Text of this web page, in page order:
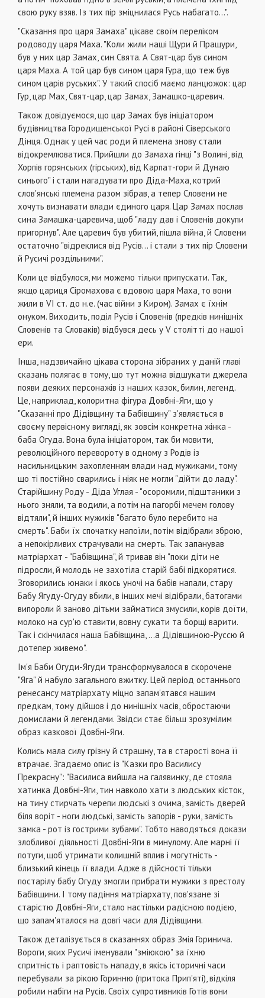
свою руку взяв. Із тих пір зміцнилася Русь набагато...".
"Сказання про царя Замаха" цікаве своїм переліком
родоводу царя Маха. "Коли жили наші Щури й Пращури,
був у них цар Замах, син Свята. А Свят-цар був сином
царя Маха. А той цар був сином царя Гура, що теж був
сином царів руських". У такий спосіб маємо ланцюжок: цар
Гур, цар Мах, Свят-цар, цар Замах, Замашко-царевич.
Також довідуємося, що цар Замах був ініціатором
будівництва Городищенської Русі в районі Сіверського
Дінця. Однак у цей час роди й племена знову стали
відокремлюватися. Прийшли до Замаха гінці "з Волині, від
Хорпів горянських (гірських), від Карпат-гори й Дунаю
синього" і стали нагадувати про Діда-Маха, котрий
слов'янські племена разом зібрав, а тепер Словени не
хочуть визнавати влади єдиного царя. Цар Замах послав
сина Замашка-царевича, щоб "ладу дав і Словенів докупи
пригорнув". Але царевич був убитий, пішла війна, й Словени
остаточно "відреклися від Русів... і стали з тих пір Словени
й Русичі роздільними".
Коли це відбулося, ми можемо тільки припускати. Так,
якщо цариця Сіромахова є вдовою царя Маха, то вони
жили в VI ст. до н.е. (час війни з Киром). Замах є їхнім
онуком. Виходить, поділ Русів і Словенів (предків нинішніх
Словенів та Словаків) відбувся десь у V столітті до нашої
ери.
Інша, надзвичайно цікава сторона зібраних у даній главі
сказань полягає в тому, що тут можна відшукати джерела
появи деяких персонажів із наших казок, билин, легенд.
Це, наприклад, колоритна фігура Довбні-Яги, що у
"Сказанні про Дідівщину та Бабівщину" з'являється в
своєму первісному вигляді, як зовсім конкретна жінка -
баба Огуда. Вона була ініціатором, так би мовити,
революційного перевороту в одному з Родів із
насильницьким захопленням влади над мужиками, тому
що ті постійно сварились і ніяк не могли "дійти до ладу".
Старійшину Роду - Діда Углая - "осоромили, підштаники з
нього зняли, та водили, а потім на пагорбі мечем голову
відтяли", й інших мужиків "багато було перебито на
смерть". Баби їх спочатку напоїли, потім відібрали зброю,
а непокірливих страчували на смерть. Так запанував
матріархат - "Бабівщина", й тривав він "поки діти не
підросли, й молодь не захотіла старій бабі підкорятися.
Зговорились юнаки і якось уночі на бабів напали, стару
Бабу Ягуду-Огуду вбили, в інших мечі відібрали, батогами
випороли й заново дітьми займатися змусили, корів доїти,
молоко на сур'ю ставити, вовну сукати та борщі варити.
Так і скінчилася наша Бабівщина, ...а Дідівщиною-Руссю й
дотепер живемо".
Ім'я Баби Огуди-Ягуди трансформувалося в скорочене
"Яга" й набуло загального вжитку. Цей період останнього
ренесансу матріархату міцно запам'ятався нашим
предкам, тому дійшов і до нинішніх часів, обростаючи
домислами й легендами. Звідси стає більш зрозумілим
образ казкової Довбні-Яги.
Колись мала силу грізну й страшну, та в старості вона її
втрачає. Згадаємо опис із "Казки про Василису
Прекрасну": "Василиса вийшла на галявинку, де стояла
хатинка Довбні-Яги, тин навколо хати з людських кісток,
на тину стирчать черепи людські з очима, замість дверей
біля воріт - ноги людські, замість запорів - руки, замість
замка - рот із гострими зубами". Тобто наводяться докази
злобливої діяльності Довбні-Яги в минулому. Але марні її
потуги, щоб утримати колишній вплив і могутність -
близький кінець її влади. Адже в дійсності тільки
постарілу бабу Огуду змогли прибрати мужики з престолу
Бабівщини. І тому падіння матріархату, пов'язане зі
старістю Довбні-Яги, стало настільки радісною подією,
що запам'яталося на довгі часи для Дідівщини.
Також деталізується в сказаннях образ Змія Горинича.
Вороги, яких Русичі іменували "зміюкою" за їхню
спритність і раптовість нападу, в якісь історичні часи
перебували за рікою Горинню (притока Прип'яті), відкіля
робили набіги на Русів. Своїх супротивників Готів вони